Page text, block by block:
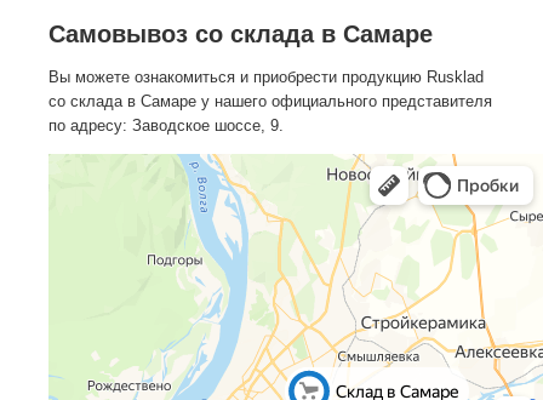
Самовывоз со склада в Самаре
Вы можете ознакомиться и приобрести продукцию Rusklad
со склада в Самаре у нашего официального представителя
по адресу: Заводское шоссе, 9.